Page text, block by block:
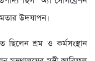
উদযাপন।
ছিলেন শ্রম ও কর্মসংস্থান